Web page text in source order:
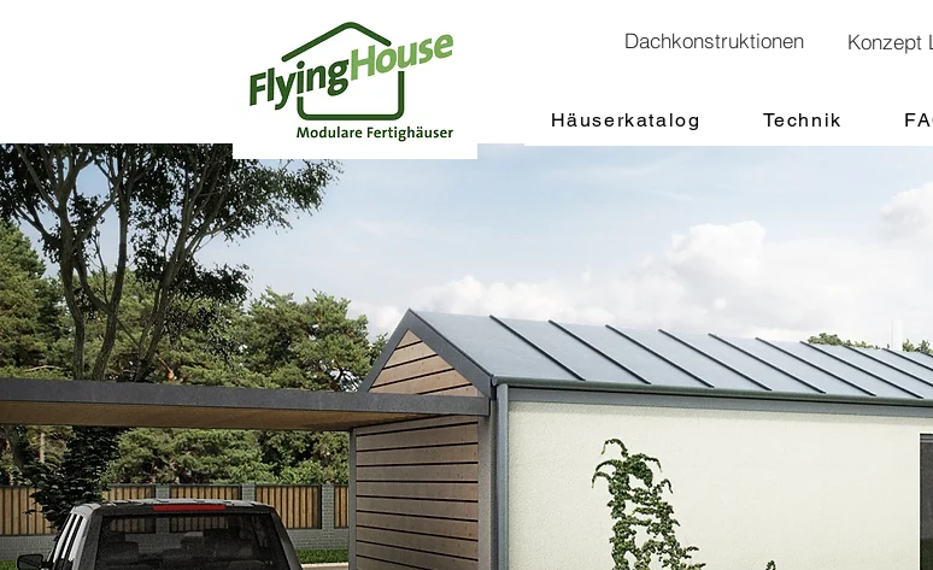
Dachkonstruktionen Konzept
Häuserkatalog Technik